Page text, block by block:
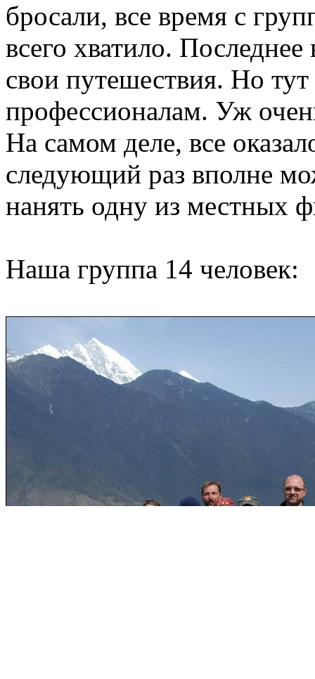
бросали, все время с
всего хватило.
свои путешествия. Но
профессионалам. Уж
На самом деле, все
следующий раз вполне
нанять одну из местных
Наша группа 14 человек: